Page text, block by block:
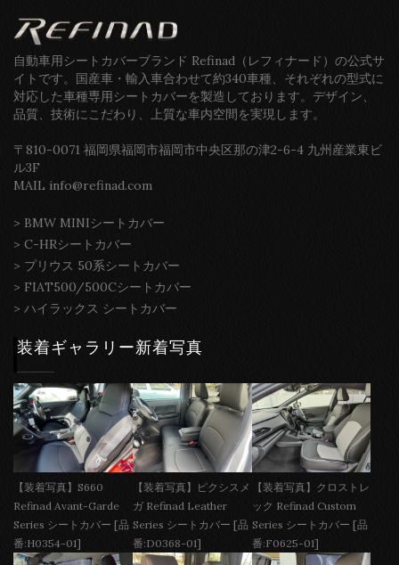
自動車用シートカバーブランド Refinad（レフィナード）の公式サ
イトです。国産車・輸入車合わせて約340車種、それぞれの型式に
対応した車種専用シートカバーを製造しております。デザイン、
品質、技術にこだわり、上質な車内空間を実現します。
〒810-0071 福岡県福岡市福岡市中央区那の津2-6-4 九州産業東ビ
ル3F
MAIL info@refinad.com
> BMW MINIシートカバー
> C-HRシートカバー
> プリウス 50系シートカバー
> FIAT500/500Cシートカバー
> ハイラックス シートカバー
装着ギャラリー新着写真
【装着写真】S660
Refinad Avant-Garde
Series シートカバー [品
番:H0354-01]
【装着写真】ピクシスメ
ガ Refinad Leather
Series シートカバー [品
番:D0368-01]
【装着写真】クロストレ
ック Refinad Custom
Series シートカバー [品
番:F0625-01]